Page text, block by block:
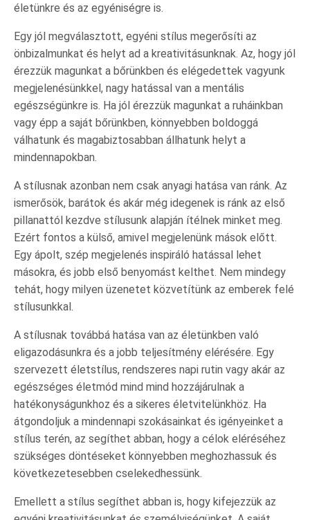
életünkre és az egyéniségre is.
Egy jól megválasztott, egyéni stílus megerősíti az
önbizalmunkat és helyt ad a kreativitásunknak. Az, hogy jól
érezzük magunkat a bőrünkben és elégedettek vagyunk
megjelenésünkkel, nagy hatással van a mentális
egészségünkre is. Ha jól érezzük magunkat a ruháinkban
vagy épp a saját bőrünkben, könnyebben boldoggá
válhatunk és magabiztosabban állhatunk helyt a
mindennapokban.
A stílusnak azonban nem csak anyagi hatása van ránk. Az
ismerősök, barátok és akár még idegenek is ránk az első
pillanattól kezdve stílusunk alapján ítélnek minket meg.
Ezért fontos a külső, amivel megjelenünk mások előtt.
Egy ápolt, szép megjelenés inspiráló hatással lehet
másokra, és jobb első benyomást kelthet. Nem mindegy
tehát, hogy milyen üzenetet közvetítünk az emberek felé
stílusunkkal.
A stílusnak továbbá hatása van az életünkben való
eligazodásunkra és a jobb teljesítmény elérésére. Egy
szervezett életstílus, rendszeres napi rutin vagy akár az
egészséges életmód mind mind hozzájárulnak a
hatékonyságunkhoz és a sikeres életvitelünkhöz. Ha
átgondoljuk a mindennapi szokásainkat és igényeinket a
stílus terén, az segíthet abban, hogy a célok eléréséhez
szükséges döntéseket könnyebben meghozhassuk és
következetesebben cselekedhessünk.
Emellett a stílus segíthet abban is, hogy kifejezzük az